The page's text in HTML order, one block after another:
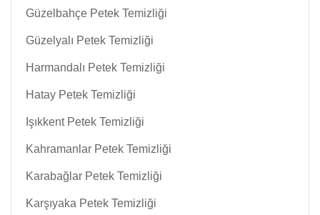
Güzelbahçe Petek Temizliği
Güzelyalı Petek Temizliği
Harmandalı Petek Temizliği
Hatay Petek Temizliği
Işıkkent Petek Temizliği
Kahramanlar Petek Temizliği
Karabağlar Petek Temizliği
Karşıyaka Petek Temizliği